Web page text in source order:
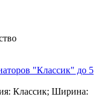
"Классик" до 5
Классик; Ширина: